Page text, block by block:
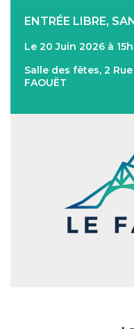
ENTRÉE LIBRE,
Le 20 Juin 2026 à 15h
Salle des fêtes, 2
FAOUËT